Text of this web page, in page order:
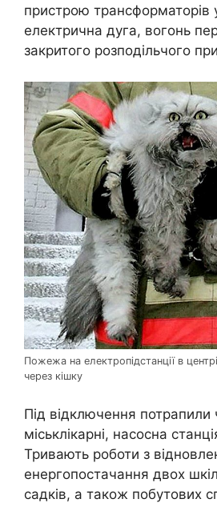
пристрою трансформаторів
електрична дуга, вогонь
закритого розподільчого
Пожежа на електропідстанції в
через кішку
Під відключення потрапили
міськлікарні, насосна
Тривають роботи з
енергопостачання двох
садків, а також побутових